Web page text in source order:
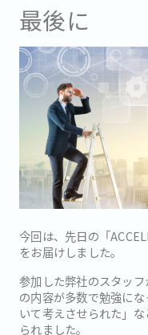
最後に
今回は、先日の「
をお届けしました。
参加した弊社のスタッ
の内容が多数で勉強に
いて考えさせられた」
られました。